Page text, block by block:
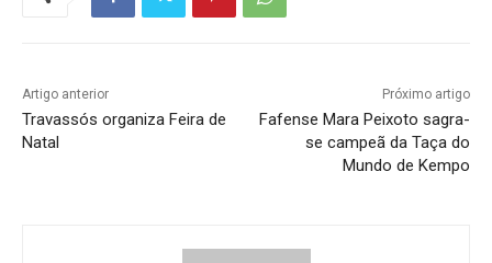
Artigo anterior
Travassós organiza Feira de
Natal
Próximo artigo
Fafense Mara Peixoto sagra-
se campeã da Taça do
Mundo de Kempo